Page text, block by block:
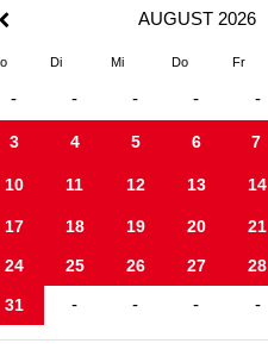
AUGUST 2026
Di Mi Do Fr
- - - - -
3 4 5 6 7
10 11 12 13 14
17 18 19 20 21
24 25 26 27 28
31 - - - -